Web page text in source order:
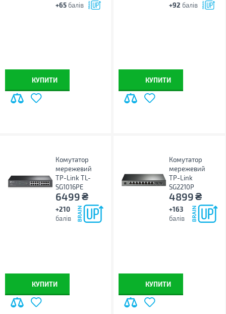
+65 балів
КУПИТИ
+92 балів
КУПИТИ
Комутатор
мережевий
TP-Link TL-
SG1016PE
6499₴
+210
балів
КУПИТИ
Комутатор
мережевий
TP-Link
SG2210P
4899₴
+163
балів
КУПИТИ